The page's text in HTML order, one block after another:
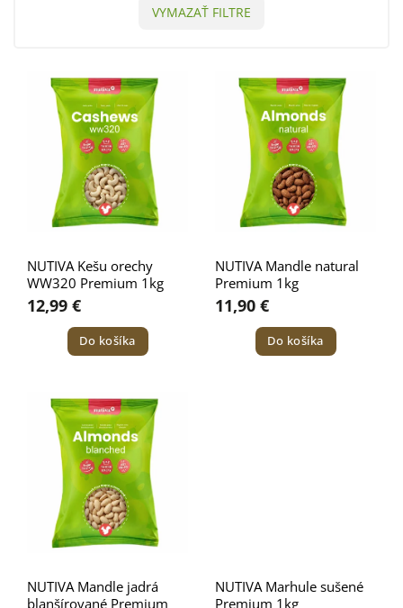
nepražený
bez pridaného cukru
VYMAZAŤ FILTRE
NUTIVA Kešu orechy
WW320 Premium 1kg
12,99 €
Do košíka
NUTIVA Mandle natural
Premium 1kg
11,90 €
Do košíka
NUTIVA Mandle jadrá
blanšírované Premium
NUTIVA Marhule sušené
Premium 1kg